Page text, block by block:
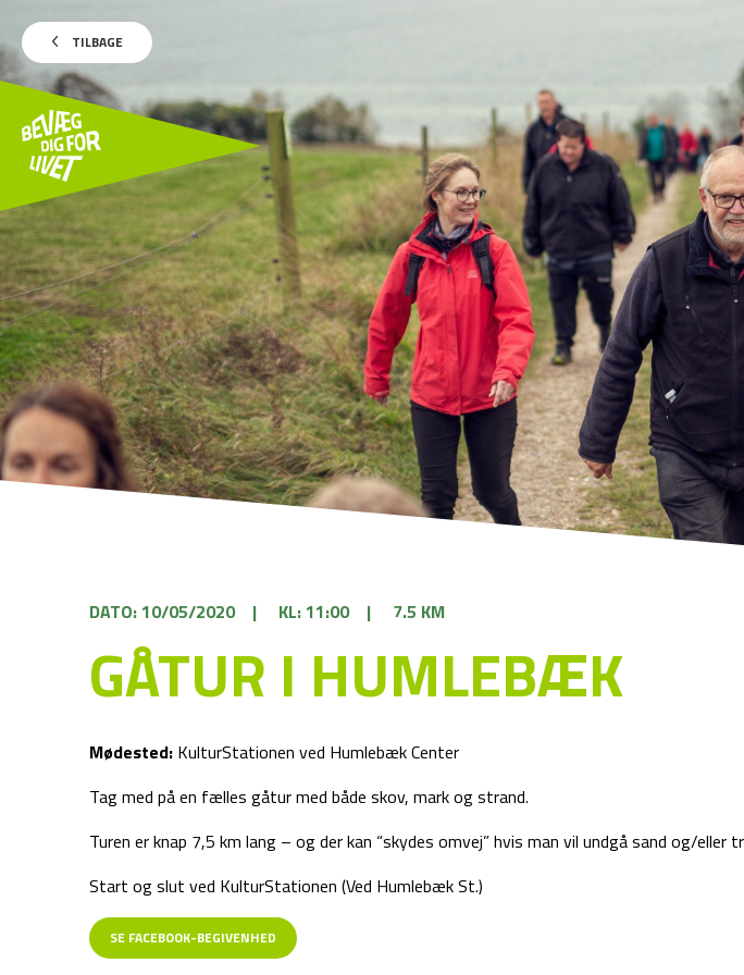
TILBAGE
DATO: 10/05/2020 | KL: 11:00 | 7.5 KM
GÅTUR I HUMLEBÆK
Mødested: KulturStationen ved Humlebæk Center
Tag med på en fælles gåtur med både skov, mark og strand.
Turen er knap 7,5 km lang – og der kan “skydes omvej” hvis man vil undgå sand og/eller
Start og slut ved KulturStationen (Ved Humlebæk St.)
SE FACEBOOK-BEGIVENHED